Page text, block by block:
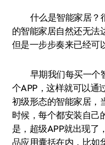
什么是智能家居？
的智能家居自然还无法
但是一步步奏来已经可
早期我们每买一个
个APP，这样就可以通
初级形态的智能家居，
时候，每个都安装自己
是，超级APP就出现了
品应用囊括在内，比如